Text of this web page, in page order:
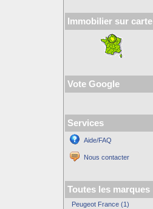
Immobilier sur carte
Vote Google
Services
Aide/FAQ
Nous contacter
Toutes les marques
Peugeot France (1)